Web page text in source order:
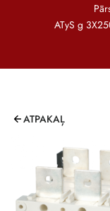
ATyS g
ATPAKAĻ